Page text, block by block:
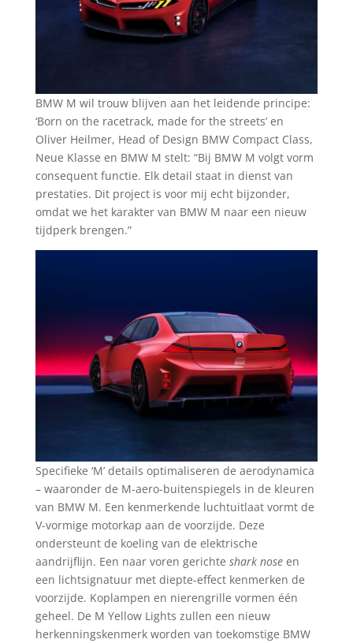
BMW M wil trouw blijven aan het leidende principe:
‘Born on the racetrack, made for the streets’ en
Oliver Heilmer, Head of Design BMW Compact Class,
Neue Klasse en BMW M stelt: “Bij BMW M volgt vorm
consequent functie. Elk detail staat in dienst van
prestaties. Dit project is voor mij echt bijzonder,
omdat we het karakter van BMW M naar een nieuw
tijdperk brengen.”
Specifieke ‘M’ details optimaliseren de aerodynamica
– waaronder de M-aero-buitenspiegels in de kleuren
van BMW M. Een kenmerkende luchtuitlaat vormt de
V-vormige motorkap aan de voorzijde. Deze
ondersteunt de koeling van de elektrische
aandrijflijn. Een naar voren gerichte shark noseen
een lichtsignatuur met diepte-effect kenmerken de
voorzijde. Koplampen en nierengrille vormen één
geheel. De M Yellow Lights zullen een nieuw
herkenningskenmerk worden van toekomstige BMW